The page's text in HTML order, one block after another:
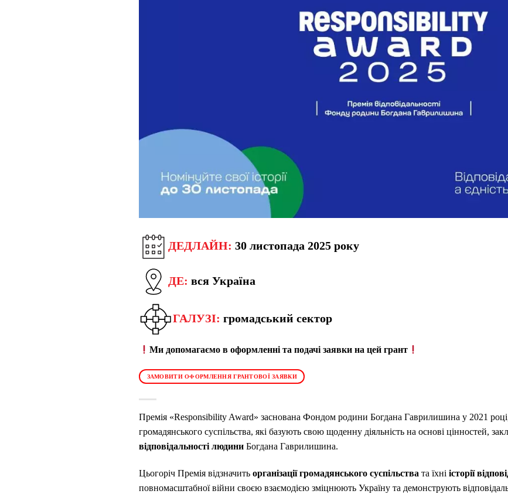
ДЕДЛАЙН: 30 листопада 2025 року
ДЕ: вся Україна
ГАЛУЗІ: громадський сектор
Ми допомагаємо в оформленні та подачі заявки на цей грант
ЗАМОВИТИ ОФОРМЛЕННЯ ГРАНТОВОЇ ЗАЯВКИ
Премія «Responsibility Award» заснована Фондом родини Богдана Гаврилишина у 2021 році,
громадянського суспільства, які базують свою щоденну діяльність на основі цінностей,
відповідальності людини Богдана Гаврилишина.
Цьогоріч Премія відзначить організації громадянського суспільства та їхні історії
повномасштабної війни своєю взаємодією зміцнюють Україну та демонструють